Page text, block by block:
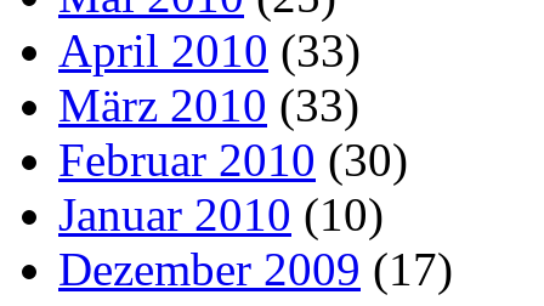
April 2010 (33)
März 2010 (33)
Februar 2010 (30)
Januar 2010 (10)
Dezember 2009 (17)